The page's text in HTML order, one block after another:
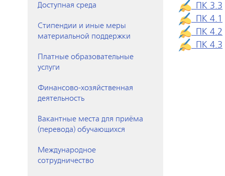
Доступная среда
Стипендии и иные меры
материальной поддержки
Платные образовательные
услуги
Финансово-хозяйственная
деятельность
Вакантные места для приёма
(перевода) обучающихся
Международное
сотрудничество
ПК 3.3
ПК 4.1
ПК 4.2
ПК 4.3